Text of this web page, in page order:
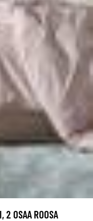
2 OSAA ROOSA